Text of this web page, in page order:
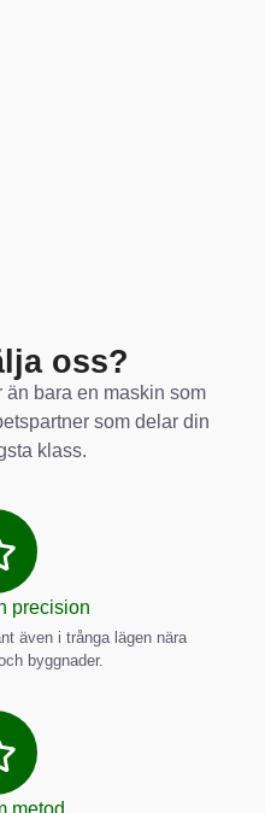
oss?
än bara en maskin som
som delar din
klass.
precision
även i trånga lägen nära
byggnader.